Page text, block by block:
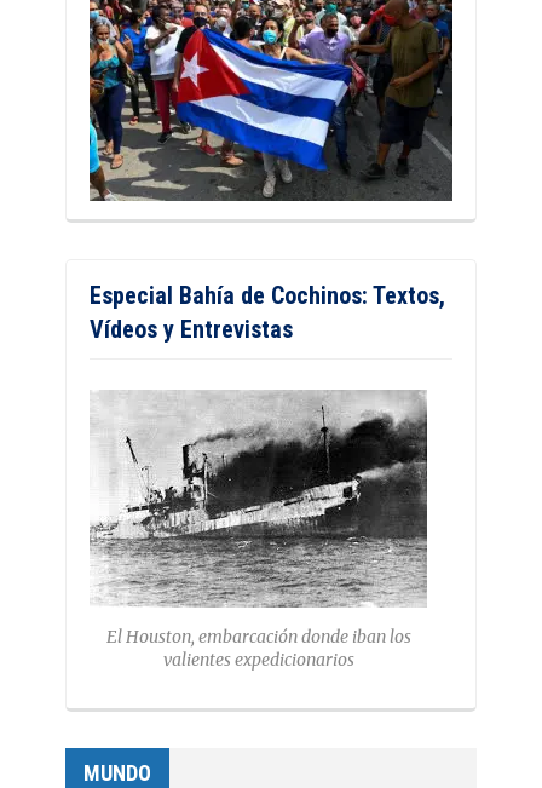
Especial Bahía de Cochinos: Textos,
Vídeos y Entrevistas
El Houston, embarcación donde iban los
valientes expedicionarios
MUNDO